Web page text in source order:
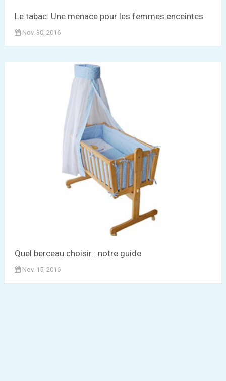
Le tabac: Une menace pour les femmes enceintes
Nov. 30, 2016
Quel berceau choisir : notre guide
Nov. 15, 2016